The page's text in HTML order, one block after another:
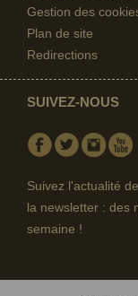
Gestion des
Plan de site
Redirections
SUIVEZ-NOUS
Facebook
Twitter
Suivez l'actualité
la newsletter : des
semaine !